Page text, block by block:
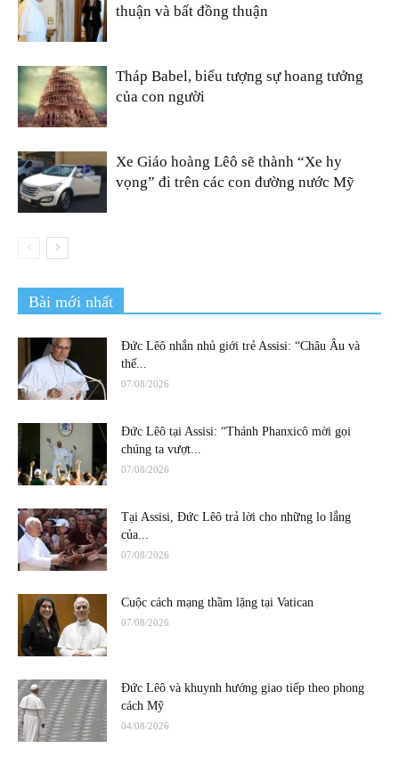
thuận và bất đồng thuận
Tháp Babel, biểu tượng sự hoang tưởng
của con người
Xe Giáo hoàng Lêô sẽ thành “Xe hy
vọng” đi trên các con đường nước Mỹ
Bài mới nhất
Đức Lêô nhắn nhủ giới trẻ Assisi: “Châu Âu và
thế...
07/08/2026
Đức Lêô tại Assisi: “Thánh Phanxicô mời gọi
chúng ta vượt...
07/08/2026
Tại Assisi, Đức Lêô trả lời cho những lo lắng
của...
07/08/2026
Cuộc cách mạng thầm lặng tại Vatican
07/08/2026
Đức Lêô và khuynh hướng giao tiếp theo phong
cách Mỹ
04/08/2026